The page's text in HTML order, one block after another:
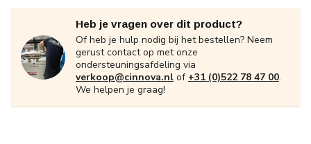
Heb je vragen over dit product?
Of heb je hulp nodig bij het bestellen? Neem
gerust contact op met onze
ondersteuningsafdeling via
verkoop@cinnova.nl of +31 (0)522 78 47 00.
We helpen je graag!